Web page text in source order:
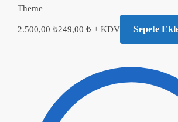
Theme
2.500,00₺249,00 ₺ + KDV Sepete